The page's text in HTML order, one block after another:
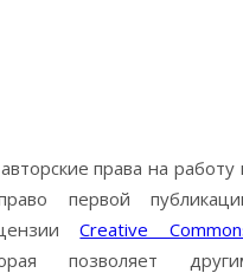
права на работу
первой
Creative
позволяет